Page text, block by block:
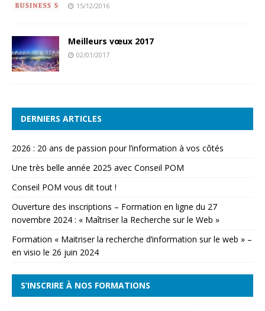
15/12/2016
Meilleurs vœux 2017
02/01/2017
DERNIERS ARTICLES
2026 : 20 ans de passion pour l’information à vos côtés
Une très belle année 2025 avec Conseil POM
Conseil POM vous dit tout !
Ouverture des inscriptions – Formation en ligne du 27
novembre 2024 : « Maîtriser la Recherche sur le Web »
Formation « Maitriser la recherche d’information sur le web » –
en visio le 26 juin 2024
S’INSCRIRE À NOS FORMATIONS